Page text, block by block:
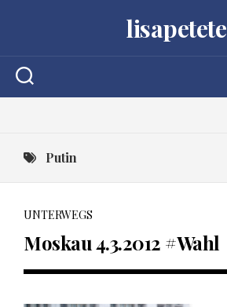
lisapetete
Putin
UNTERWEGS
Moskau 4.3.2012 #Wahl